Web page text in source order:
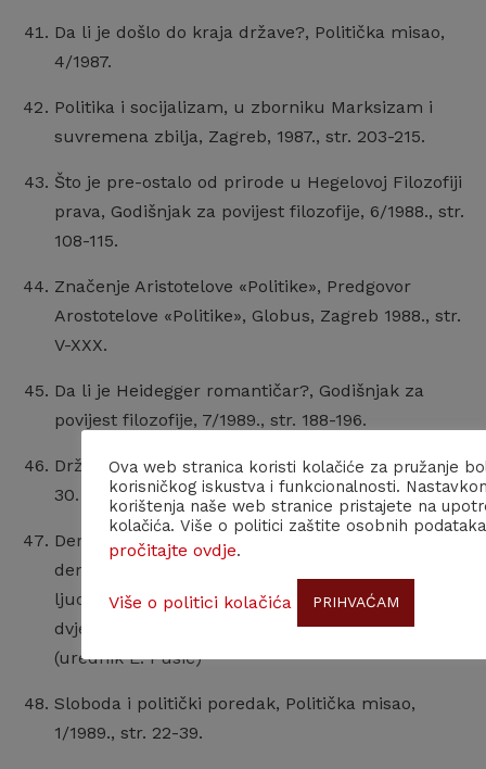
Da li je došlo do kraja države?, Politička misao,
4/1987.
Politika i socijalizam, u zborniku Marksizam i
suvremena zbilja, Zagreb, 1987., str. 203-215.
Što je pre-ostalo od prirode u Hegelovoj Filozofiji
prava, Godišnjak za povijest filozofije, 6/1988., str.
108-115.
Značenje Aristotelove «Politike», Predgovor
Arostotelove «Politike», Globus, Zagreb 1988., str.
V-XXX.
Da li je Heidegger romantičar?, Godišnjak za
povijest filozofije, 7/1989., str. 188-196.
Država i političko, Politička misao, 1/1989., str. 22-
30.
Demokratska ustavna država i totalitarna
demokracija, u zborniku 81. Francuska revolucija,
ljudska prava i politička demokracija nakon
dvjesta godina, JAZU, Zagreb, 1989., str. 375-395.
(urednik E. Pusić)
Sloboda i politički poredak, Politička misao,
1/1989., str. 22-39.
Ova web stranica koristi kolačiće za pružanje
korisničkog iskustva i funkcionalnosti.
korištenja naše web stranice pristajete na
kolačića. Više o politici zaštite osobnih podataka
pročitajte ovdje.
Više o politici kolačića PRIHVAĆAM